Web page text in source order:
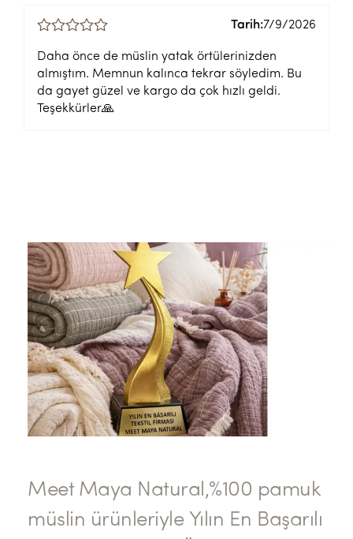
Tarih:7/9/2026
Daha önce de müslin yatak örtülerinizden
almıştım. Memnun kalınca tekrar söyledim. Bu
da gayet güzel ve kargo da çok hızlı geldi.
Teşekkürler🙏
Meet Maya Natural,%100 pamuk
müslin ürünleriyle Yılın En Başarılı